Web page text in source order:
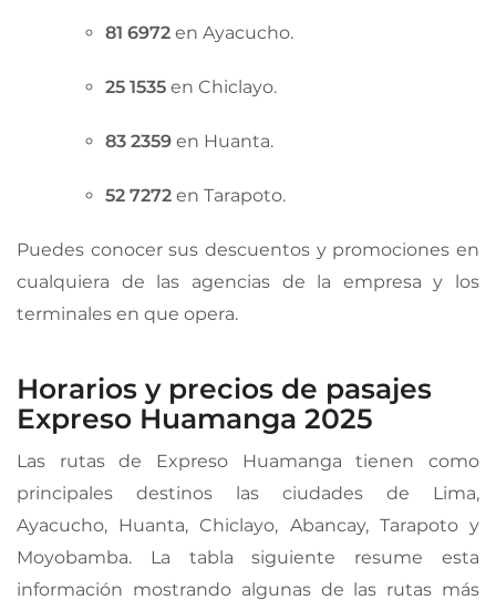
81 6972 en Ayacucho.
25 1535 en Chiclayo.
83 2359 en Huanta.
52 7272 en Tarapoto.
Puedes conocer sus descuentos y promociones en
cualquiera de las agencias de la empresa y los
terminales en que opera.
Horarios y precios de pasajes
Expreso Huamanga 2025
Las rutas de Expreso Huamanga tienen como
principales destinos las ciudades de Lima,
Ayacucho, Huanta, Chiclayo, Abancay, Tarapoto y
Moyobamba. La tabla siguiente resume esta
información mostrando algunas de las rutas más